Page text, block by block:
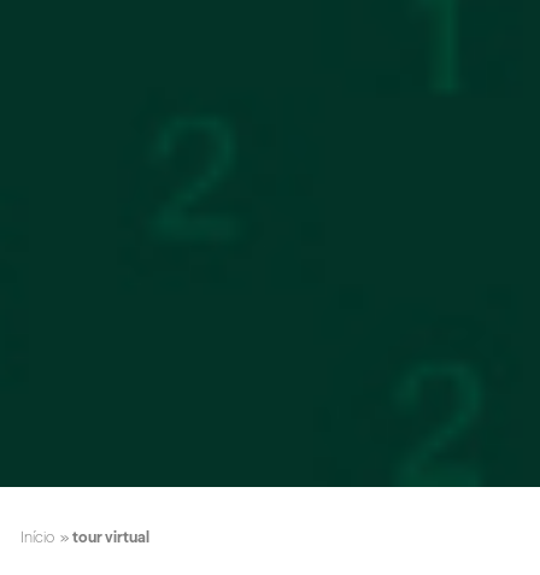
Início » tour virtual